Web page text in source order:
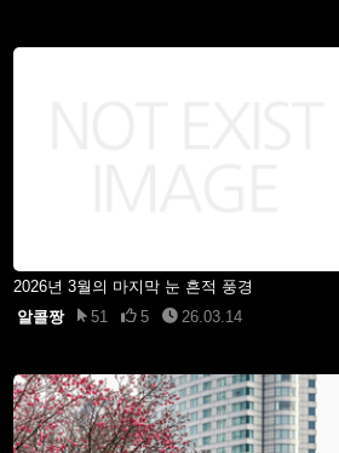
2026년 3월의 마지막 눈 흔적 풍경
알콜짱
51 5 26.03.14